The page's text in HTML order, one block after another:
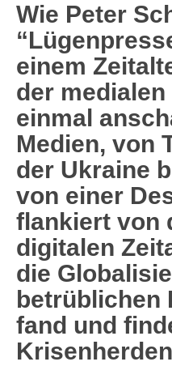
Wie Peter
einem
der
einmal
Medien, von
der Ukraine
von einer
flankiert von
digitalen
die
betrüblichen
fand und